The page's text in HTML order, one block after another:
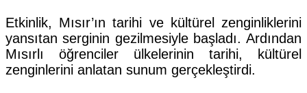
Etkinlik, Mısır’ın tarihi ve kültürel zenginliklerini
yansıtan serginin gezilmesiyle başladı. Ardından
Mısırlı öğrenciler ülkelerinin tarihi, kültürel
zenginlerini anlatan sunum gerçekleştirdi.